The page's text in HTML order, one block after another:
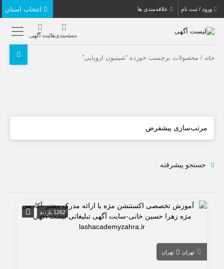
ورود / ثبت نام علاقه‌مندی ها
دسته‌بندی‌هاثبت آگهی
خانه / محصولات برچسب خورده “شینیون اروپایی”
جستجو پیشرفته
1262 بازدید
تهران تهران